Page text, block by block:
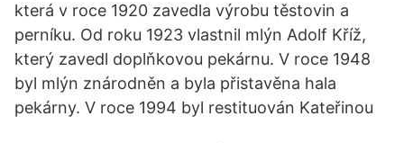
která v roce 1920 zavedla výrobu těstovin a
perníku. Od roku 1923 vlastnil mlýn Adolf Kříž,
který zavedl doplňkovou pekárnu. V roce 1948
byl mlýn znárodněn a byla přistavěna hala
pekárny. V roce 1994 byl restituován Kateřinou